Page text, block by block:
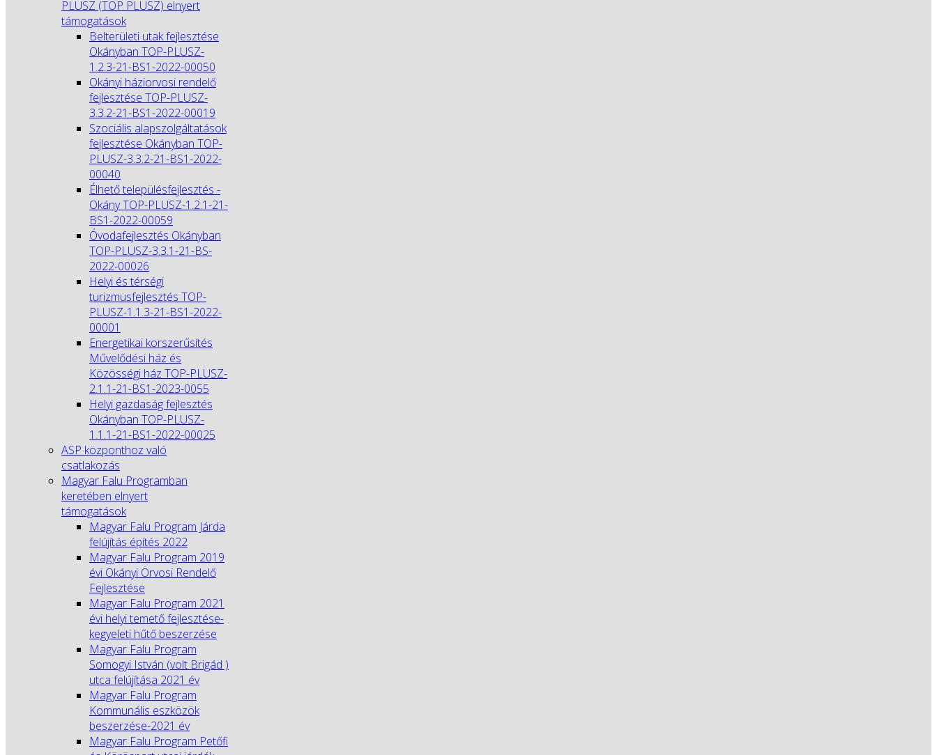
PLUSZ (TOP PLUSZ) elnyert
támogatások
Belterületi utak fejlesztése
Okányban TOP-PLUSZ-
1.2.3-21-BS1-2022-00050
Okányi háziorvosi rendelő
fejlesztése TOP-PLUSZ-
3.3.2-21-BS1-2022-00019
Szociális alapszolgáltatások
fejlesztése Okányban TOP-
PLUSZ-3.3.2-21-BS1-2022-
00040
Élhető településfejlesztés -
Okány TOP-PLUSZ-1.2.1-21-
BS1-2022-00059
Óvodafejlesztés Okányban
TOP-PLUSZ-3.3.1-21-BS-
2022-00026
Helyi és térségi
turizmusfejlesztés TOP-
PLUSZ-1.1.3-21-BS1-2022-
00001
Energetikai korszerűsítés
Művelődési ház és
Közösségi ház TOP-PLUSZ-
2.1.1-21-BS1-2023-0055
Helyi gazdaság fejlesztés
Okányban TOP-PLUSZ-
1.1.1-21-BS1-2022-00025
ASP központhoz való
csatlakozás
Magyar Falu Programban
keretében elnyert
támogatások
Magyar Falu Program Járda
felújítás építés 2022
Magyar Falu Program 2019
évi Okányi Orvosi Rendelő
Fejlesztése
Magyar Falu Program 2021
évi helyi temető fejlesztése-
kegyeleti hűtő beszerzése
Magyar Falu Program
Somogyi István (volt Brigád )
utca felújítása 2021 év
Magyar Falu Program
Kommunális eszközök
beszerzése-2021 év
Magyar Falu Program Petőfi